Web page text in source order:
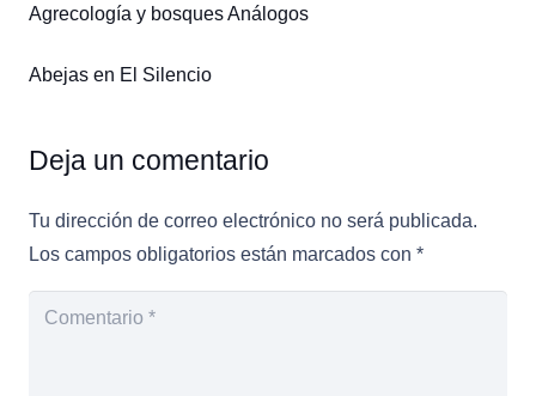
Agrecología y bosques Análogos
Abejas en El Silencio
Deja un comentario
Tu dirección de correo electrónico no será publicada.
Los campos obligatorios están marcados con *